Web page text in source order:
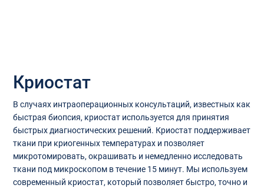
Криостат
В случаях интраоперационных консультаций, известных как
быстрая биопсия, криостат используется для принятия
быстрых диагностических решений. Криостат поддерживает
ткани при криогенных температурах и позволяет
микротомировать, окрашивать и немедленно исследовать
ткани под микроскопом в течение 15 минут. Мы используем
современный криостат, который позволяет быстро, точно и